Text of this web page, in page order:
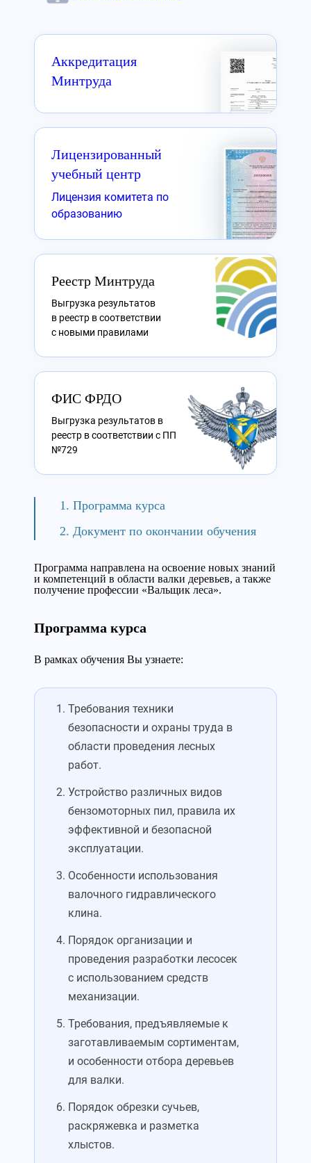
Аккредитация
Минтруда
Лицензированный
учебный центр
Лицензия комитета по
образованию
Реестр Минтруда
Выгрузка результатов
в реестр в соответствии
с новыми правилами
ФИС ФРДО
Выгрузка результатов в
реестр в соответствии с ПП
№729
Программа курса
Документ по окончании обучения
Программа направлена на освоение новых знаний
и компетенций в области валки деревьев, а также
получение профессии «Вальщик леса».
Программа курса
В рамках обучения Вы узнаете:
Требования техники
безопасности и охраны труда в
области проведения лесных
работ.
Устройство различных видов
бензомоторных пил, правила их
эффективной и безопасной
эксплуатации.
Особенности использования
валочного гидравлического
клина.
Порядок организации и
проведения разработки лесосек
с использованием средств
механизации.
Требования, предъявляемые к
заготавливаемым сортиментам,
и особенности отбора деревьев
для валки.
Порядок обрезки сучьев,
раскряжевка и разметка
хлыстов.